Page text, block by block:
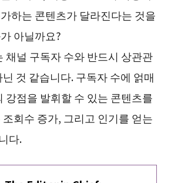
하는 콘텐츠가 달라진다는 것을
아닐까요?
채널 구독자 수와 반드시 상관관
것 같습니다. 구독자 수에 얽매
강점을 발휘할 수 있는 콘텐츠를
회수 증가, 그리고 인기를 얻는
다.